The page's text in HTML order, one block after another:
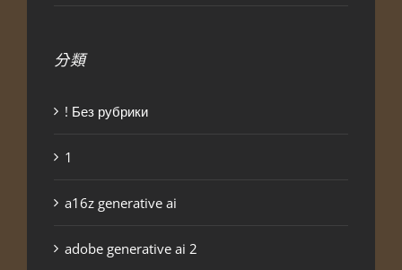
分類
! Без рубрики
1
a16z generative ai
adobe generative ai 2